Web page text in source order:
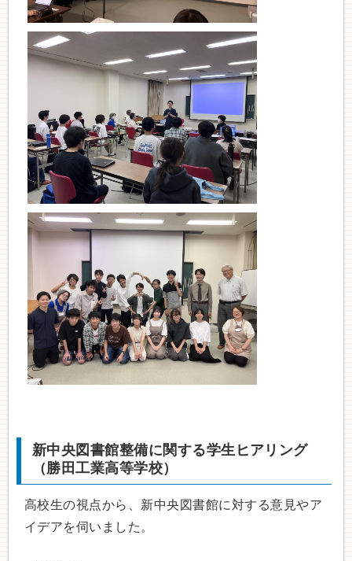
新中央図書館整備に関する学生ヒアリング
（勝田工業高等学校）
高校生の視点から、新中央図書館に対する意見やア
イデアを伺いました。